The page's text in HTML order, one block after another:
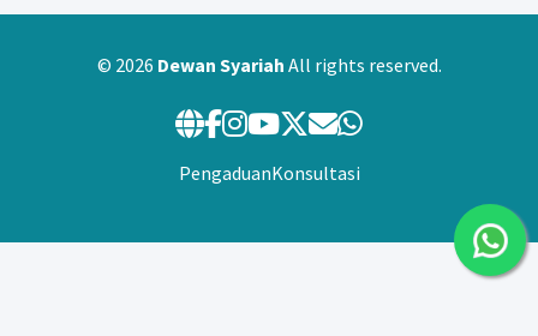
© 2026 Dewan Syariah All rights reserved.
PengaduanKonsultasi